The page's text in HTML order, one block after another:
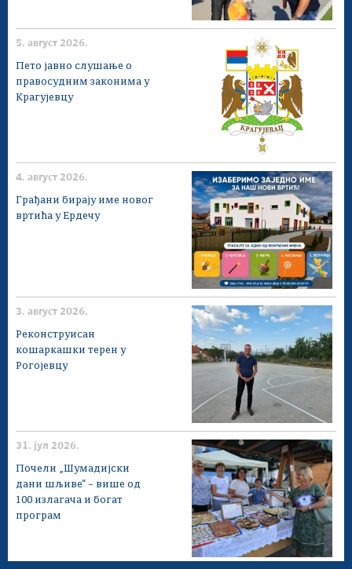
5. август 2026.
Пето јавно слушање о
правосудним законима у
Крагујевцу
4. август 2026.
Грађани бирају име новог
вртића у Ердечу
3. август 2026.
Реконструисан
кошаркашки терен у
Рогојевцу
31. јул 2026.
Почели „Шумадијски
дани шљиве“ – више од
100 излагача и богат
програм